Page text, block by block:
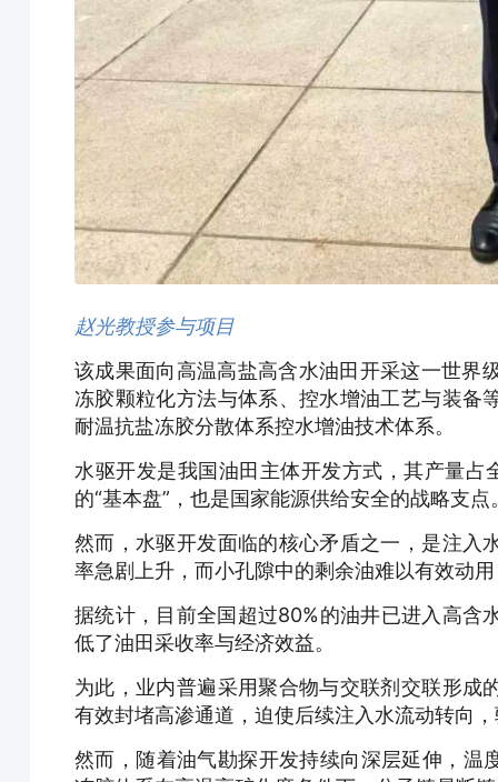
赵光教授参与项目
该成果面向高温高盐高含水油田开采这一世界
冻胶颗粒化方法与体系、控水增油工艺与装备
耐温抗盐冻胶分散体系控水增油技术体系。
水驱开发是我国油田主体开发方式，其产量
的“基本盘”，也是国家能源供给安全的战略支点
然而，水驱开发面临的核心矛盾之一，是注入
率急剧上升，而小孔隙中的剩余油难以有效动
据统计，目前全国超过80%的油井已进入高含
低了油田采收率与经济效益。
为此，业内普遍采用聚合物与交联剂交联形成
有效封堵高渗通道，迫使后续注入水流动转向
然而，随着油气勘探开发持续向深层延伸，